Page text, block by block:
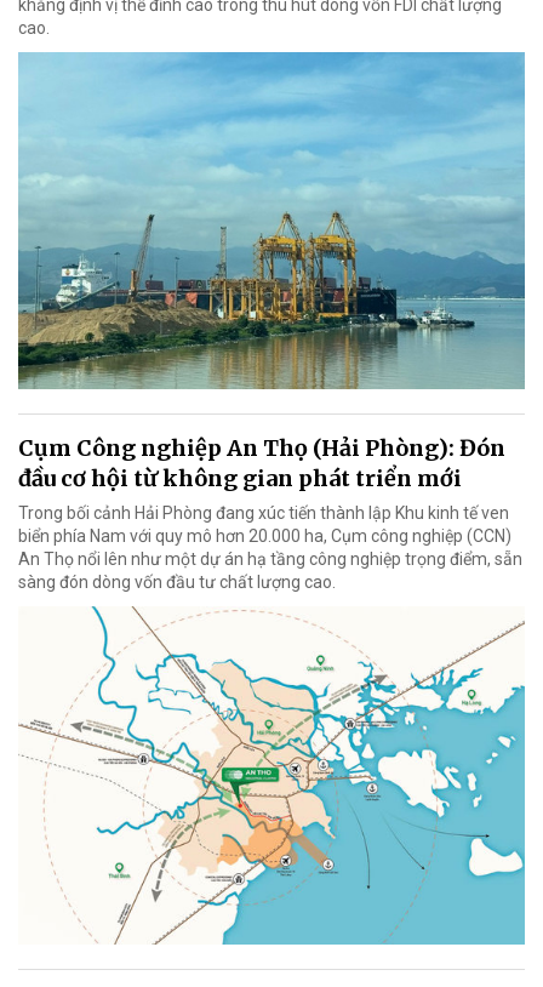
khẳng định vị thế đỉnh cao trong thu hút dòng vốn FDI chất lượng
cao.
Cụm Công nghiệp An Thọ (Hải Phòng): Đón
đầu cơ hội từ không gian phát triển mới
Trong bối cảnh Hải Phòng đang xúc tiến thành lập Khu kinh tế ven
biển phía Nam với quy mô hơn 20.000 ha, Cụm công nghiệp (CCN)
An Thọ nổi lên như một dự án hạ tầng công nghiệp trọng điểm, sẵn
sàng đón dòng vốn đầu tư chất lượng cao.